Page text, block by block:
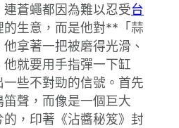
蒼蠅都因為難以忍受台
生意，而是他對**「蒜
拿著一把被磨得光滑、
就要用手指彈一下缸
些不對勁的信號。首先
聲，而像是一個巨大
，印著《沾醬秘笈》封